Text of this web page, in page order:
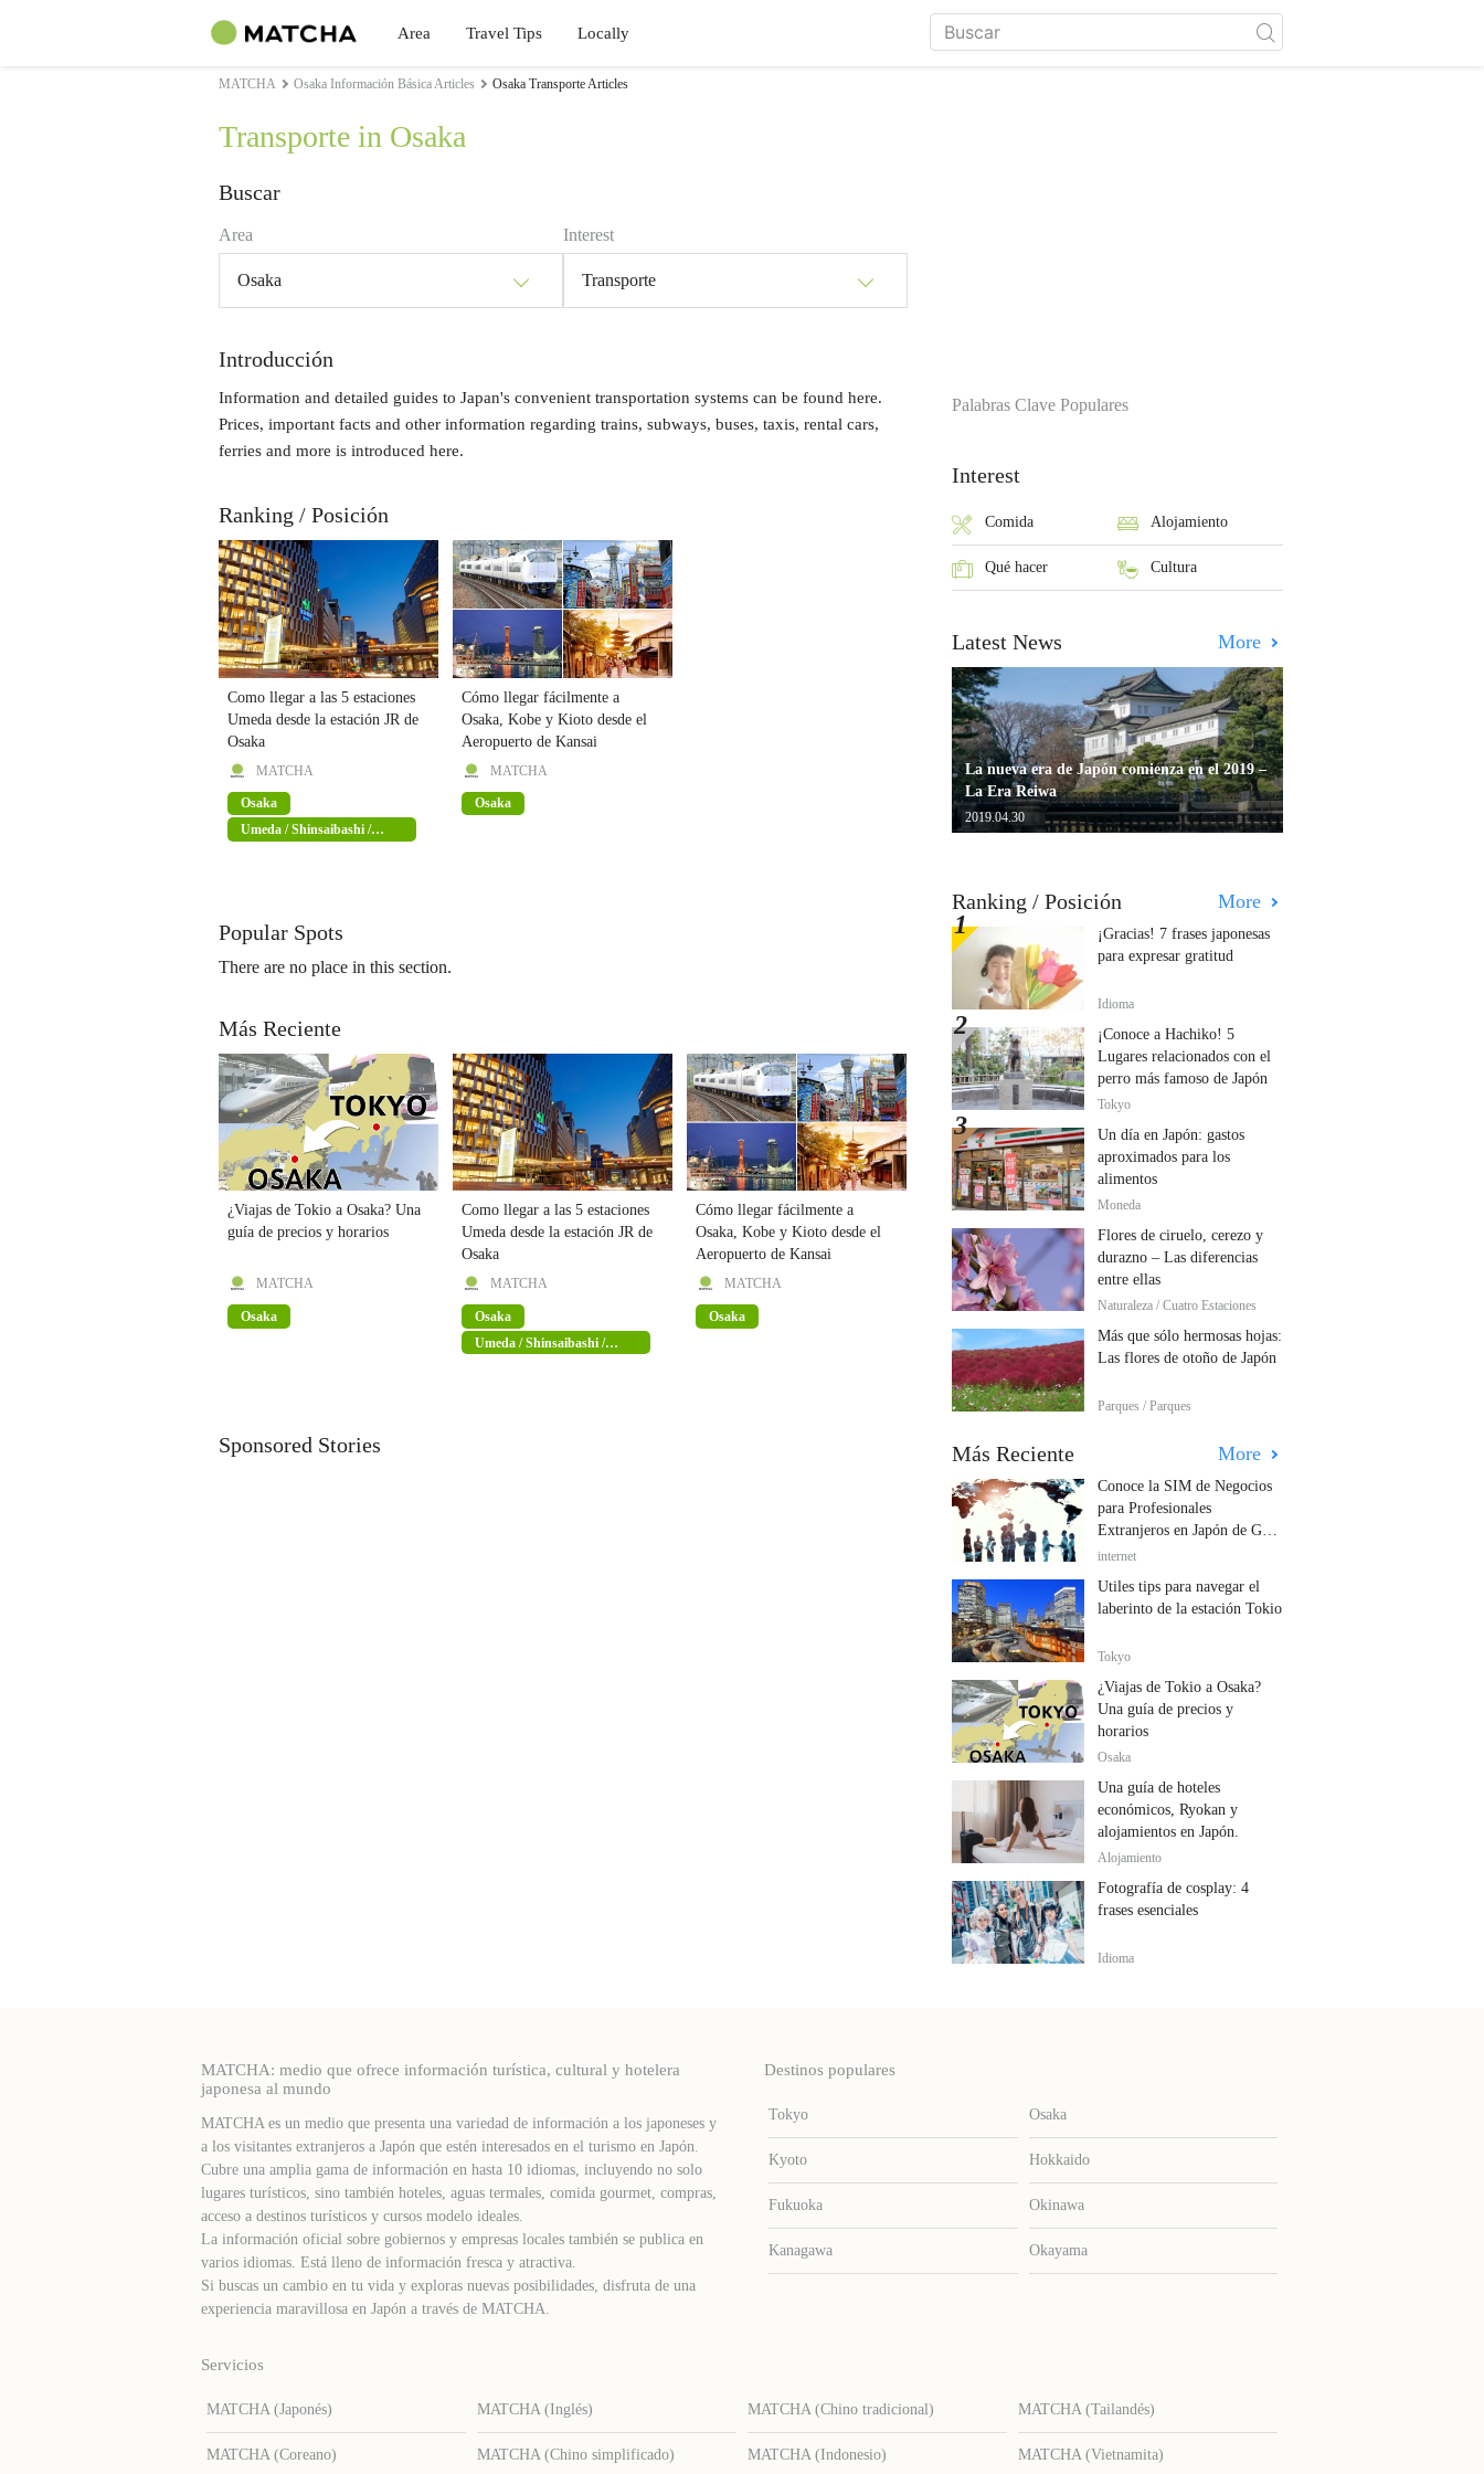
Area Travel Tips Locally
MATCHA Osaka Información Básica Articles Osaka Transporte Articles
Transporte in Osaka
Buscar
Area
Osaka
Interest
Transporte
Introducción
Information and detailed guides to Japan's convenient transportation systems can be found here.
Prices, important facts and other information regarding trains, subways, buses, taxis, rental cars,
ferries and more is introduced here.
Ranking / Posición
Como llegar a las 5 estaciones
Umeda desde la estación JR de
Osaka
MATCHA
Osaka
Umeda / Shinsaibashi /
Namba
Cómo llegar fácilmente a
Osaka, Kobe y Kioto desde el
Aeropuerto de Kansai
MATCHA
Osaka
Popular Spots
There are no place in this section.
Más Reciente
¿Viajas de Tokio a Osaka? Una
guía de precios y horarios
MATCHA
Osaka
Como llegar a las 5 estaciones
Umeda desde la estación JR de
Osaka
MATCHA
Osaka
Umeda / Shinsaibashi /
Namba
Cómo llegar fácilmente a
Osaka, Kobe y Kioto desde el
Aeropuerto de Kansai
MATCHA
Osaka
Sponsored Stories
Palabras Clave Populares
Interest
Comida Alojamiento
Qué hacer Cultura
Latest News More
La nueva era de Japón comienza en el 2019 –
La Era Reiwa
2019.04.30
Ranking / Posición More
¡Gracias! 7 frases japonesas
para expresar gratitud
Idioma
¡Conoce a Hachiko! 5
Lugares relacionados con el
perro más famoso de Japón
Tokyo
Un día en Japón: gastos
aproximados para los
alimentos
Moneda
Flores de ciruelo, cerezo y
durazno – Las diferencias
entre ellas
Naturaleza / Cuatro Estaciones
Más que sólo hermosas hojas:
Las flores de otoño de Japón
Parques / Parques
Más Reciente More
Conoce la SIM de Negocios
para Profesionales
Extranjeros en Japón de GTN
Mobile
internet
Útiles tips para navegar el
laberinto de la estación Tokio
Tokyo
¿Viajas de Tokio a Osaka?
Una guía de precios y
horarios
Osaka
Una guía de hoteles
económicos, Ryokan y
alojamientos en Japón.
Alojamiento
Fotografía de cosplay: 4
frases esenciales
Idioma
MATCHA: medio que ofrece información turística, cultural y hotelera
japonesa al mundo
MATCHA es un medio que presenta una variedad de información a los japoneses y
a los visitantes extranjeros a Japón que estén interesados ​​en el turismo en Japón.
Cubre una amplia gama de información en hasta 10 idiomas, incluyendo no solo
lugares turísticos, sino también hoteles, aguas termales, comida gourmet, compras,
acceso a destinos turísticos y cursos modelo ideales.
La información oficial sobre gobiernos y empresas locales también se publica en
varios idiomas. Está lleno de información fresca y atractiva.
Si buscas un cambio en tu vida y exploras nuevas posibilidades, disfruta de una
experiencia maravillosa en Japón a través de MATCHA.
Destinos populares
Tokyo Osaka
Kyoto Hokkaido
Fukuoka Okinawa
Kanagawa Okayama
Servicios
MATCHA (Japonés) MATCHA (Inglés) MATCHA (Chino tradicional) MATCHA (Tailandés)
MATCHA (Coreano) MATCHA (Chino simplificado) MATCHA (Indonesio) MATCHA (Vietnamita)